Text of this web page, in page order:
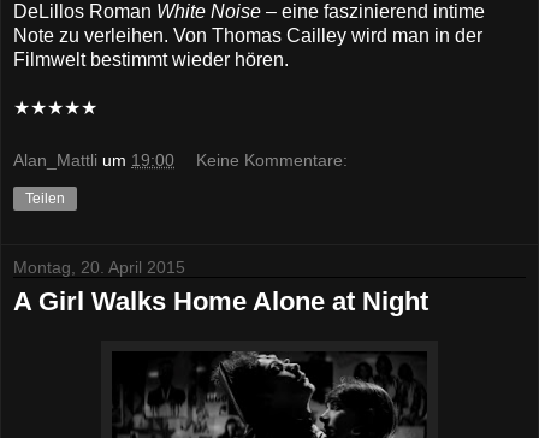
DeLillos Roman White Noise – eine faszinierend intime
Note zu verleihen. Von Thomas Cailley wird man in der
Filmwelt bestimmt wieder hören.
★★★★★
Alan_Mattli um 19:00 Keine Kommentare:
Teilen
Montag, 20. April 2015
A Girl Walks Home Alone at Night